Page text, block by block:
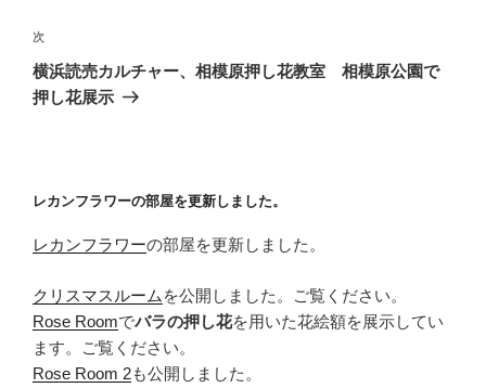
ゲ
ー
シ
次
の
投
次
横浜読売カルチャー、相模原押し花教室 相模原公園で
押し花展示
レカンフラワーの部屋を更新しました。
レカンフラワーの部屋を更新しました。
クリスマスルーム を公開しました。ご覧ください。
Rose Roomでバラの押し花を用いた花絵額を展示してい
ます。ご覧ください。
Rose Room 2も公開しました。